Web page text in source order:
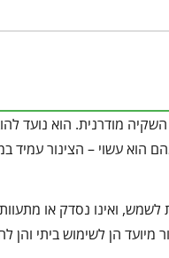
בכל מערכת השקיה מודרנית.
מיועד הן לשימוש ביתי והן